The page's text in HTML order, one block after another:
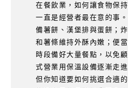
在餐飲業，如何讓食物保
一直是經營者最在意的事
備薯餅、漢堡排與蛋餅；
和薯條維持外酥內嫩；便
時段備好大量餐點，以免
式營業用保溫設備逐漸走進
但你知道要如何挑選合適